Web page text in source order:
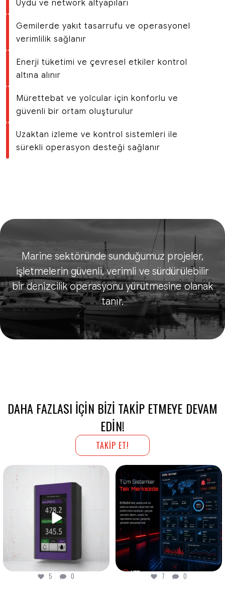
Uydu ve network altyapıları
Gemilerde yakıt tasarrufu ve operasyonel
verimlilik sağlanır
Enerji tüketimi ve çevresel etkiler kontrol
altına alınır
Mürettebat ve yolcular için konforlu ve
güvenli bir ortam oluşturulur
Uzaktan izleme ve kontrol sistemleri ile
sürekli operasyon desteği sağlanır
Marine sektöründe sunduğumuz projeler,
işletmelerin güvenli, verimli ve sürdürülebilir
bir denizcilik operasyonu yürütmesine olanak
tanır.
DAHA FAZLASI IÇIN BIZI TAKIP ETMEYE DEVAM
EDIN!
TAKİP ET!
Dijital dönüşüm, sadece bir
teknoloji yükseltmesi
5
5 0
Ortam kontrol altında! Octopus
Multi Master Sensör ...
7 0
7 0